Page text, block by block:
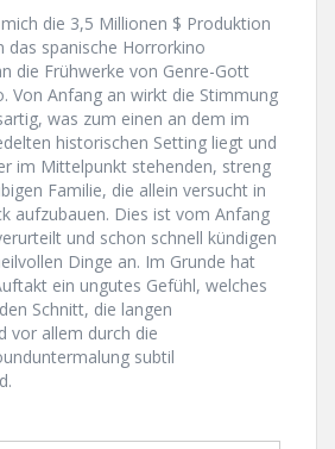
die 3,5 Millionen $ Produktion
das spanische Horrorkino
die Frühwerke von Genre-Gott
Von Anfang an wirkt die Stimmung
was zum einen an dem im
historischen Setting liegt und
im Mittelpunkt stehenden, streng
Familie, die allein versucht in
aufzubauen. Dies ist vom Anfang
und schon schnell kündigen
Dinge an. Im Grunde hat
ein ungutes Gefühl, welches
Schnitt, die langen
vor allem durch die
subtil